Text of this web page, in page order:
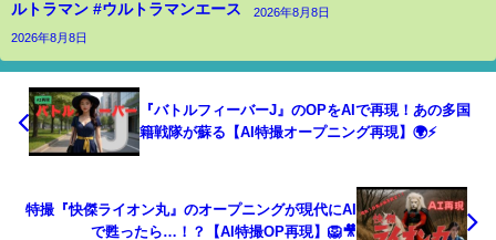
ルトラマン #ウルトラマンエース
2026年8月8日
2026年8月8日
『バトルフィーバーJ』のOPをAIで再現！あの多国
籍戦隊が蘇る【AI特撮オープニング再現】🌍⚡️
特撮『快傑ライオン丸』のオープニングが現代にAI
で甦ったら…！？【AI特撮OP再現】🦁🎥